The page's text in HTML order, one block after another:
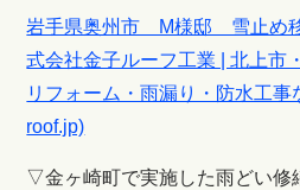
岩手県奥州市 M様邸 雪止め
式会社金子ルーフ工業 | 北上市
リフォーム・雨漏り・防水工事
roof.jp)
▽金ヶ崎町で実施した雨どい修